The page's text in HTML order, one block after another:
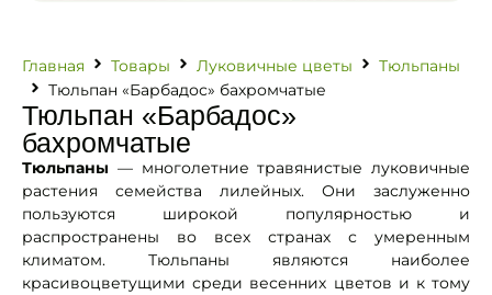
Главная Товары Луковичные цветы
Тюльпаны
Тюльпан «Барбадос» бахромчатые
Тюльпан «Барбадос»
бахромчатые
Тюльпаны — многолетние травянистые луковичные
растения семейства лилейных. Они заслуженно
пользуются широкой популярностью и
распространены во всех странах с умеренным
климатом. Тюльпаны являются наиболее
красивоцветущими среди весенних цветов и к тому